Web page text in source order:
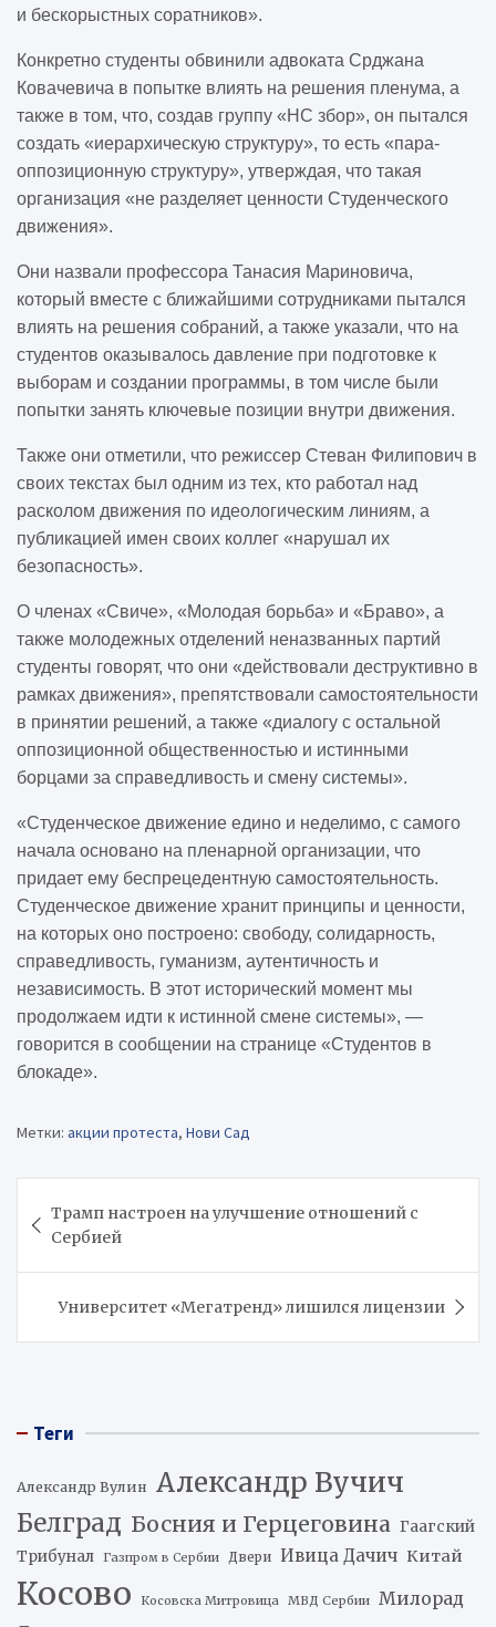
и бескорыстных соратников».
Конкретно студенты обвинили адвоката Срджана
Ковачевича в попытке влиять на решения пленума, а
также в том, что, создав группу «НС збор», он пытался
создать «иерархическую структуру», то есть «пара-
оппозиционную структуру», утверждая, что такая
организация «не разделяет ценности Студенческого
движения».
Они назвали профессора Танасия Мариновича,
который вместе с ближайшими сотрудниками пытался
влиять на решения собраний, а также указали, что на
студентов оказывалось давление при подготовке к
выборам и создании программы, в том числе были
попытки занять ключевые позиции внутри движения.
Также они отметили, что режиссер Стеван Филипович в
своих текстах был одним из тех, кто работал над
расколом движения по идеологическим линиям, а
публикацией имен своих коллег «нарушал их
безопасность».
О членах «Свиче», «Молодая борьба» и «Браво», а
также молодежных отделений неназванных партий
студенты говорят, что они «действовали деструктивно в
рамках движения», препятствовали самостоятельности
в принятии решений, а также «диалогу с остальной
оппозиционной общественностью и истинными
борцами за справедливость и смену системы».
«Студенческое движение едино и неделимо, с самого
начала основано на пленарной организации, что
придает ему беспрецедентную самостоятельность.
Студенческое движение хранит принципы и ценности,
на которых оно построено: свободу, солидарность,
справедливость, гуманизм, аутентичность и
независимость. В этот исторический момент мы
продолжаем идти к истинной смене системы», —
говорится в сообщении на странице «Студентов в
блокаде».
Метки: акции протеста, Нови Сад
по
записям
Трамп настроен на улучшение отношений с
Сербией
Университет «Мегатренд» лишился лицензии
Теги
Александр Вулин Александр Вучич
Белград Босния и Герцеговина Гаагский
Трибунал Газпром в Сербии Двери Ивица Дачич Китай
Косово Косовска Митровица МВД Сербии
Милорад